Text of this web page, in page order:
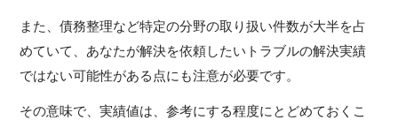
また、債務整理など特定の分野の取り扱い件数が大半を占
めていて、あなたが解決を依頼したいトラブルの解決実績
ではない可能性がある点にも注意が必要です。
その意味で、実績値は、参考にする程度にとどめておくこ